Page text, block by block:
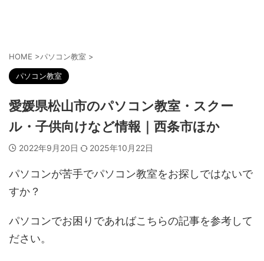
HOME >パソコン教室 >
パソコン教室
愛媛県松山市のパソコン教室・スクー
ル・子供向けなど情報｜西条市ほか
2022年9月20日 2025年10月22日
パソコンが苦手でパソコン教室をお探しではないで
すか？
パソコンでお困りであればこちらの記事を参考して
ださい。